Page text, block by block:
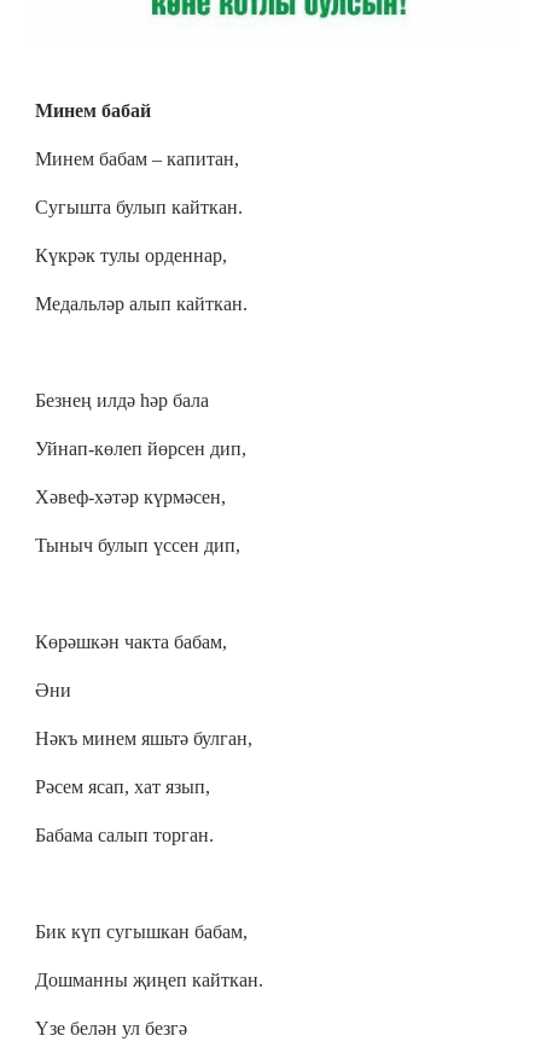
Минем бабай
Минем бабам – капитан,
Сугышта булып кайткан.
Күкрәк тулы орденнар,
Медальләр алып кайткан.
Безнең илдә һәр бала
Уйнап-көлеп йөрсен дип,
Хәвеф-хәтәр күрмәсен,
Тыныч булып үссен дип,
Көрәшкән чакта бабам,
Әни
Нәкъ минем яшьтә булган,
Рәсем ясап, хат язып,
Бабама салып торган.
Бик күп сугышкан бабам,
Дошманны җиңеп кайткан.
Үзе белән ул безгә